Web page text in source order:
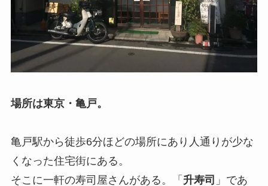
場所は東京・亀戸。
亀戸駅から徒歩6分ほどの場所にあり人通りが少な
くなった住宅街にある。
そこに一軒の寿司屋さんがある。「 升寿司 」であ